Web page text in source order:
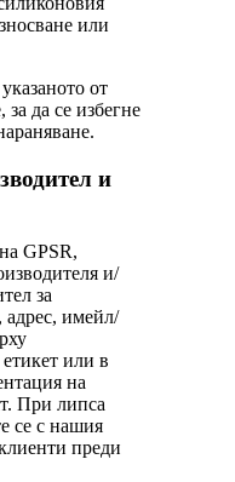
или
от
за да се избегне
и
GPSR,
и/
за
адрес, имейл/
или в
на
При липса
се с нашия
преди